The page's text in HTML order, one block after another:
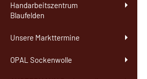
Handarbeitszentrum
Blaufelden
Unsere Markttermine
OPAL Sockenwolle